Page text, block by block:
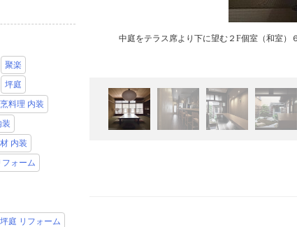
聚楽
坪庭
料理 内装
装
内装
ォーム
坪庭 リフォーム
中庭をテラス席より下に望む２F個室（和室